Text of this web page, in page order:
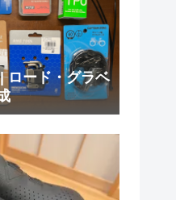
ロード・グラベ